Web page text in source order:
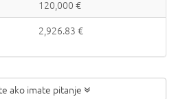
120,000 €
2,926.83 €
ako imate pitanje